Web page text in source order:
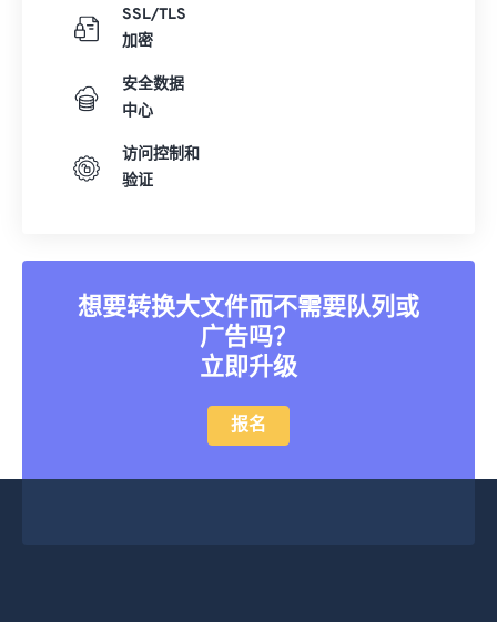
SSL/TLS
加密
安全数据
中心
访问控制和
验证
想要转换大文件而不需要队列或
广告吗？
立即升级
报名